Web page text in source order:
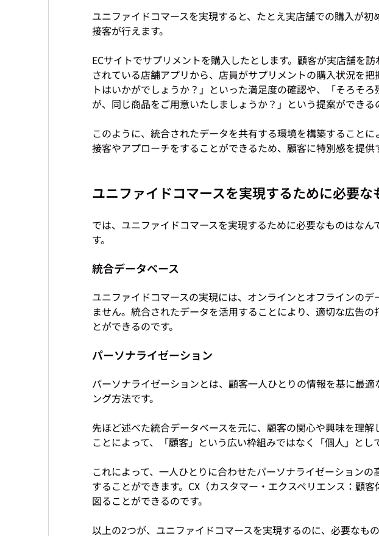
ユニファイドコマースを実現すると、たとえ実店舗での購入が
接客が行えます。
ECサイトでサプリメントを購入したとします。顧客が実店舗を
されている店舗アプリから、店員がサプリメントの購入状況を
トはいかがでしょうか？」といった満足度の確認や、「そろそ
が、同じ商品をご用意いたしましょうか？」という提案ができる
このように、統合されたデータを共有する環境を構築すること
ユニファイドコマースを実現するために必要な
では、ユニファイドコマースを実現するために必要なものはな
統合データベース
ユニファイドコマースの実現には、オンラインとオフラインの
ません。統合されたデータを活用することにより、適切な広告
パーソナライゼーション
パーソナライゼーションとは、顧客一人ひとりの情報を基に最
ング方法です。
先ほど述べた統合データベースを元に、顧客の関心や興味を理
ことによって、「顧客」という広い枠組みではなく「個人」とし
これによって、一人ひとりに合わせたパーソナライゼーション
することができます。CX（カスタマー・エクスペリエンス：顧
図ることができるのです。